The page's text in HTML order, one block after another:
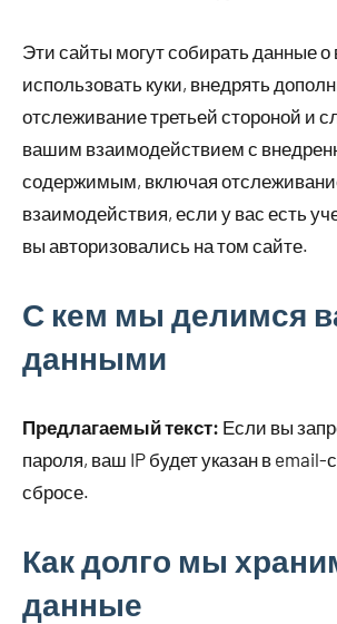
Эти сайты могут собирать данные о
использовать куки, внедрять
отслеживание третьей стороной и
вашим взаимодействием с
содержимым, включая
взаимодействия, если у вас есть
вы авторизовались на том сайте.
С кем мы делимся
данными
Предлагаемый текст: Если вы
пароля, ваш IP будет указан в
сбросе.
Как долго мы
данные